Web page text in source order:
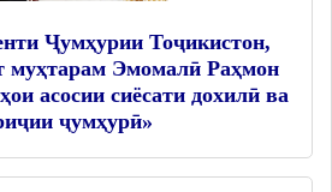
Ҷумҳурии Тоҷикистон,
Эмомалӣ Раҳмон
асосии сиёсати дохилӣ ва
ҷумҳурӣ»